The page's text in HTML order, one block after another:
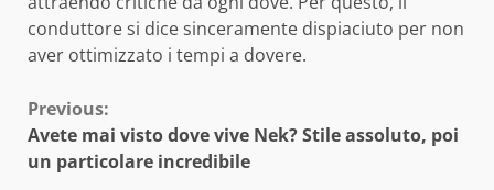
conduttore si dice sinceramente dispiaciuto per non
aver ottimizzato i tempi a dovere.
Continue
Reading
Previous:
Avete mai visto dove vive Nek? Stile assoluto, poi
un particolare incredibile